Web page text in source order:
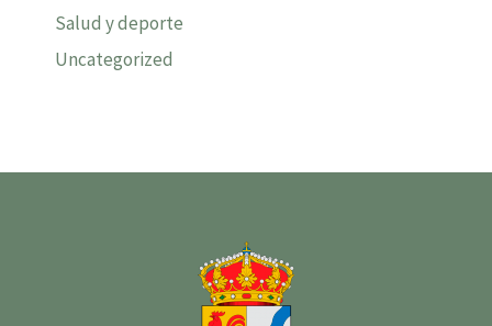
Salud y deporte
Uncategorized